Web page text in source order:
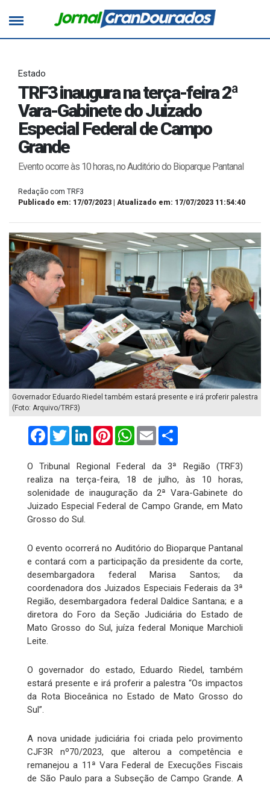
Estado
TRF3 inaugura na terça-feira 2ª
Vara-Gabinete do Juizado
Especial Federal de Campo
Grande
Evento ocorre às 10 horas, no Auditório do Bioparque Pantanal
Redação com TRF3
Publicado em: 17/07/2023 | Atualizado em: 17/07/2023 11:54:40
Governador Eduardo Riedel também estará presente e irá proferir palestra
(Foto: Arquivo/TRF3)
FacebookTwitterLinkedInPinterestWhatsApp
Email
O Tribunal Regional Federal da 3ª Região (TRF3)
realiza na terça-feira, 18 de julho, às 10 horas,
solenidade de inauguração da 2ª Vara-Gabinete do
Juizado Especial Federal de Campo Grande, em Mato
Grosso do Sul.
O evento ocorrerá no Auditório do Bioparque Pantanal
e contará com a participação da presidente da corte,
desembargadora federal Marisa Santos; da
coordenadora dos Juizados Especiais Federais da 3ª
Região, desembargadora federal Daldice Santana; e a
diretora do Foro da Seção Judiciária do Estado de
Mato Grosso do Sul, juíza federal Monique Marchioli
Leite.
O governador do estado, Eduardo Riedel, também
estará presente e irá proferir a palestra “Os impactos
da Rota Bioceânica no Estado de Mato Grosso do
Sul”.
A nova unidade judiciária foi criada pelo provimento
CJF3R nº70/2023, que alterou a competência e
remanejou a 11ª Vara Federal de Execuções Fiscais
de São Paulo para a Subseção de Campo Grande. A